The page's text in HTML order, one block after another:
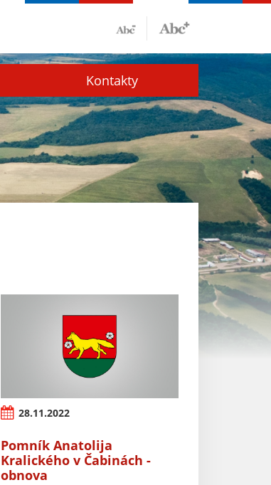
Kontakty
28.11.2022
Pomník Anatolija
Kralického v Čabinách -
obnova